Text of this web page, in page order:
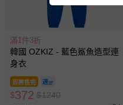
滿1件3折
韓國 OZKIZ - 藍色鯊魚造型連
身衣
即將售完
$372 $1240